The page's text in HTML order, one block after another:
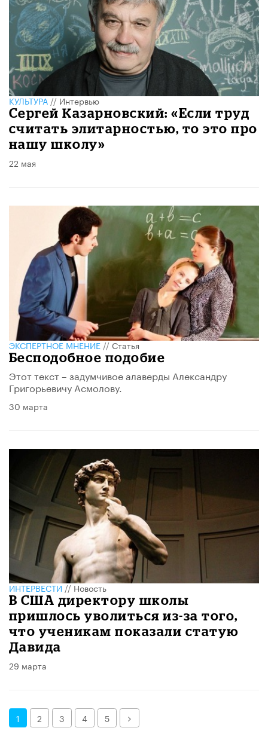
КУЛЬТУРА//Интервью
Сергей Казарновский: «Если труд
считать элитарностью, то это про
нашу школу»
22 мая
ЭКСПЕРТНОЕ МНЕНИЕ//Статья
Бесподобное подобие
Этот текст – задумчивое алаверды Александру
Григорьевичу Асмолову.
30 марта
ИНТЕРВЕСТИ//Новость
В США директору школы
пришлось уволиться из-за того,
что ученикам показали статую
Давида
29 марта
1 2 3 4 5 Далее